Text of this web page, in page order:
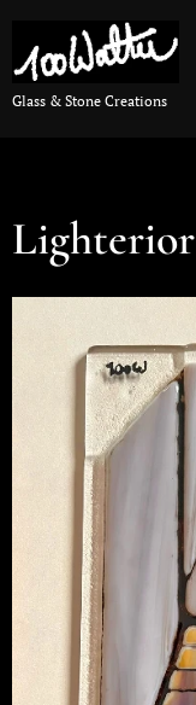
Glass & Stone Creations
Lighterior